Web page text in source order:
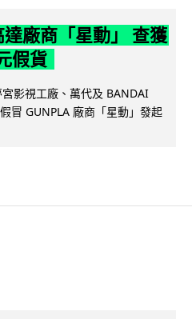
廠商「星動」 查獲
假貨
影視工廠、萬代及 BANDAI
冒 GUNPLA 廠商「星動」發起